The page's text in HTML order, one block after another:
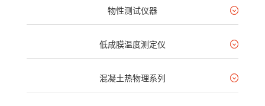
物性测试仪器
低成膜温度测定仪
混凝土热物理系列